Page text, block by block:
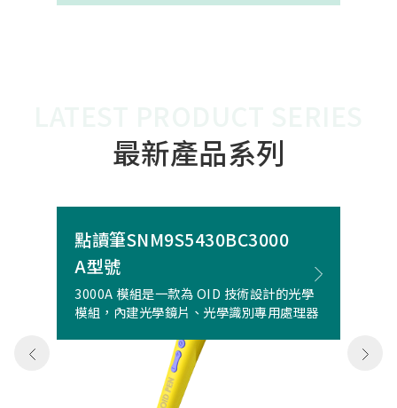
最新產品系列
點讀筆SNM9S5430BC3000
A型號
3000A 模組是一款為 OID 技術設計的光學
模組，內建光學鏡片、光學識別專用處理器